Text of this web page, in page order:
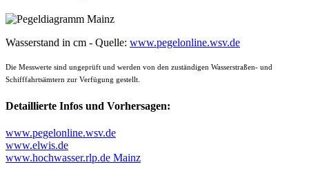
Wasserstand in cm - Quelle: www.pegelonline.wsv.de
Die Messwerte sind ungeprüft und werden von den zuständigen Wasserstraßen- und
Schifffahrtsämtern zur Verfügung gestellt.
Detaillierte Infos und Vorhersagen:
www.pegelonline.wsv.de
www.elwis.de
www.hochwasser.rlp.de Mainz